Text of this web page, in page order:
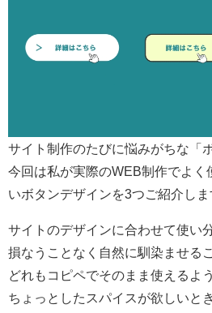
サイト制作のたびに悩みがちな「
今回は私が実際のWEB制作でよく
いボタンデザインを3つご紹介しま
サイトのデザインに合わせて使い
損なうことなく自然に馴染ませる
どれもコピペでそのまま使えるよ
ちょっとしたスパイスが欲しいと